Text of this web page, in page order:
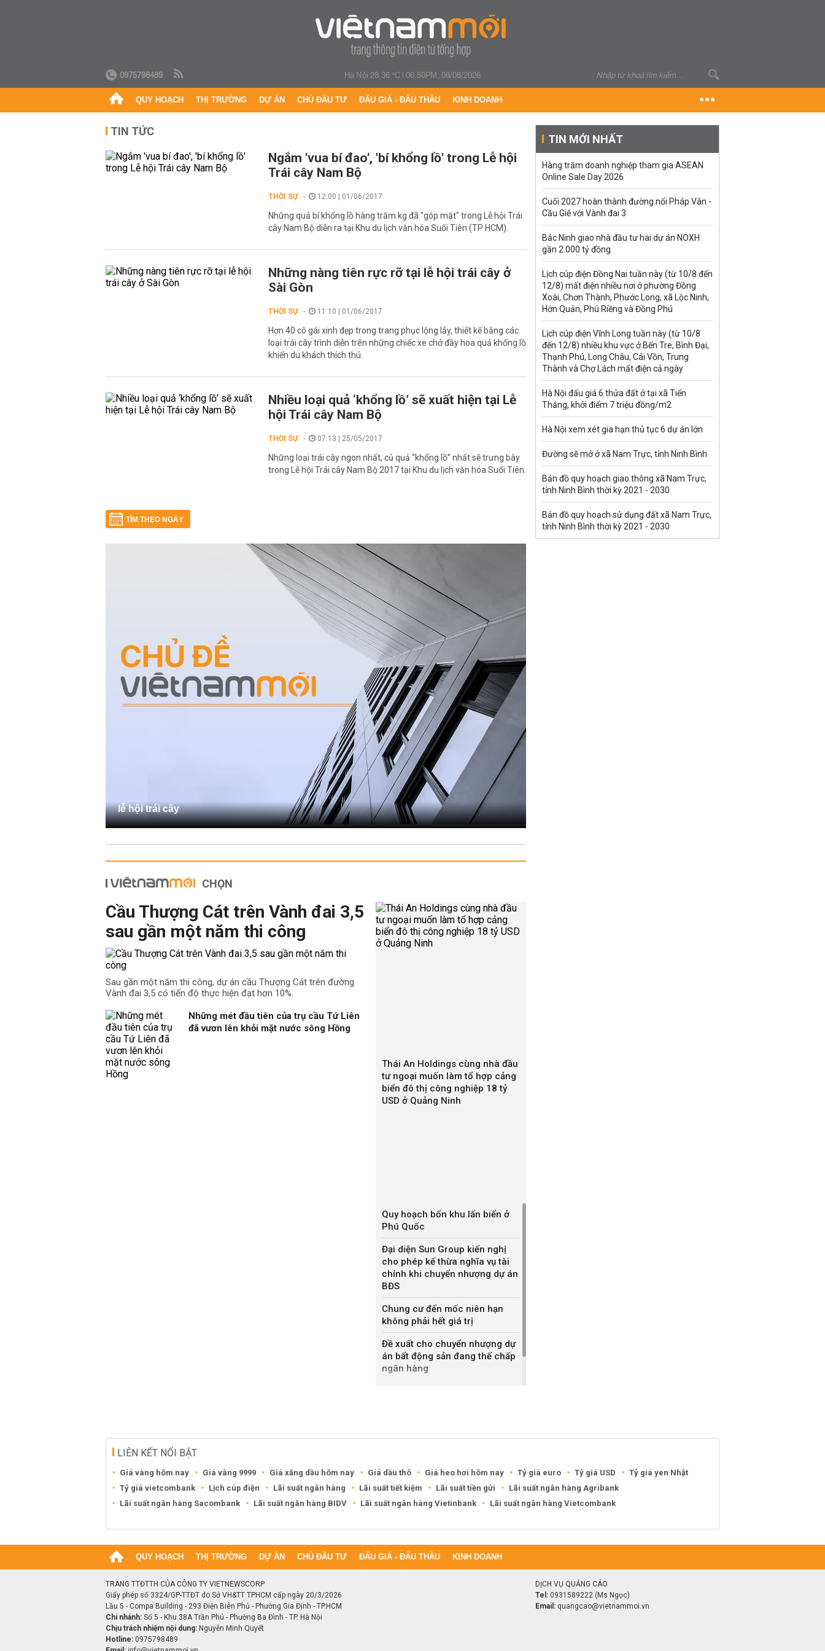
0975798489 Hà Nội 28.36 °C|06:50PM, 08/08/2026
QUY HOẠCH THỊ TRƯỜNG DỰ ÁN CHỦ ĐẦU TƯ ĐẤU GIÁ - ĐẤU THẦU KINH DOANH
TIN TỨC
Ngắm 'vua bí đao', 'bí khổng lồ' trong Lễ hội
Trái cây Nam Bộ
THỜI SỰ 12:00 | 01/06/2017
Những quả bí khổng lồ hàng trăm kg đã "góp mặt" trong Lễ hội Trái
cây Nam Bộ diễn ra tại Khu du lịch văn hóa Suối Tiên (TP HCM).
Những nàng tiên rực rỡ tại lễ hội trái cây ở
Sài Gòn
THỜI SỰ 11:10 | 01/06/2017
Hơn 40 cô gái xinh đẹp trong trang phục lộng lẫy, thiết kế bằng các
loại trái cây trình diễn trên những chiếc xe chở đầy hoa quả khổng lồ
khiến du khách thích thú.
Nhiều loại quả ‘khổng lồ’ sẽ xuất hiện tại Lễ
hội Trái cây Nam Bộ
THỜI SỰ 07:13 | 25/05/2017
Những loại trái cây ngon nhất, củ quả “khổng lồ” nhất sẽ trưng bày
trong Lễ hội Trái cây Nam Bộ 2017 tại Khu du lịch văn hóa Suối Tiên.
TÌM THEO NGÀY
lễ hội trái cây
CHỌN
Cầu Thượng Cát trên Vành đai 3,5
sau gần một năm thi công
Sau gần một năm thi công, dự án cầu Thượng Cát trên đường
Vành đai 3,5 có tiến độ thực hiện đạt hơn 10%.
Những mét đầu tiên của trụ cầu Tứ Liên
đã vươn lên khỏi mặt nước sông Hồng
Thái An Holdings cùng nhà đầu
tư ngoại muốn làm tổ hợp cảng
biển đô thị công nghiệp 18 tỷ
USD ở Quảng Ninh
Quy hoạch bốn khu lấn biển ở
Phú Quốc
Đại diện Sun Group kiến nghị
cho phép kế thừa nghĩa vụ tài
chính khi chuyển nhượng dự án
BĐS
Chung cư đến mốc niên hạn
không phải hết giá trị
Đề xuất cho chuyển nhượng dự
án bất động sản đang thế chấp
ngân hàng
TIN MỚI NHẤT
Hàng trăm doanh nghiệp tham gia ASEAN
Online Sale Day 2026
Cuối 2027 hoàn thành đường nối Pháp Vân -
Cầu Giẽ với Vành đai 3
Bắc Ninh giao nhà đầu tư hai dự án NOXH
gần 2.000 tỷ đồng
Lịch cúp điện Đồng Nai tuần này (từ 10/8 đến
12/8) mất điện nhiều nơi ở phường Đồng
Xoài, Chơn Thành, Phước Long, xã Lộc Ninh,
Hớn Quản, Phú Riềng và Đồng Phú
Lịch cúp điện Vĩnh Long tuần này (từ 10/8
đến 12/8) nhiều khu vực ở Bến Tre, Bình Đại,
Thạnh Phú, Long Châu, Cái Vồn, Trung
Thành và Chợ Lách mất điện cả ngày
Hà Nội đấu giá 6 thửa đất ở tại xã Tiến
Thắng, khởi điểm 7 triệu đồng/m2
Hà Nội xem xét gia hạn thủ tục 6 dự án lớn
Đường sẽ mở ở xã Nam Trực, tỉnh Ninh Bình
Bản đồ quy hoạch giao thông xã Nam Trực,
tỉnh Ninh Bình thời kỳ 2021 - 2030
Bản đồ quy hoạch sử dụng đất xã Nam Trực,
tỉnh Ninh Bình thời kỳ 2021 - 2030
LIÊN KẾT NỔI BẬT
Giá vàng hôm nay Giá vàng 9999 Giá xăng dầu hôm nay Giá dầu thô Giá heo hơi hôm nay Tỷ giá euro Tỷ giá USD
Tỷ giá yen Nhật
Tỷ giá vietcombank
Lịch cúp điện Lãi suất ngân hàng Lãi suất tiết kiệm Lãi suất tiền gửi
Lãi suất ngân hàng Agribank
Lãi suất ngân hàng Sacombank
Lãi suất ngân hàng BIDV Lãi suất ngân hàng Vietinbank Lãi suất ngân hàng Vietcombank
QUY HOẠCH THỊ TRƯỜNG DỰ ÁN CHỦ ĐẦU TƯ ĐẤU GIÁ - ĐẤU THẦU KINH DOANH
TRANG TTĐTTH CỦA CÔNG TY VIETNEWSCORP
Giấy phép số 3324/GP-TTĐT do Sở VH&TT TPHCM cấp ngày 20/3/2026
Lầu 5 - Compa Building - 293 Điện Biên Phủ - Phường Gia Định - TP.HCM
Chi nhánh: Số 5 - Khu 38A Trần Phú - Phường Ba Đình - TP. Hà Nội
Chịu trách nhiệm nội dung: Nguyễn Minh Quyết
Hotline: 0975798489
DỊCH VỤ QUẢNG CÁO
Tel: 0931589222 (Ms Ngọc)
Email: quangcao@vietnammoi.vn